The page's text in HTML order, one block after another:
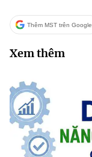
Thêm MST trên Google
Xem thêm